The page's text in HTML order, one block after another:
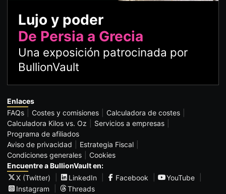
Lujo y poder
De Persia a Grecia
Una exposición patrocinada por
BullionVault
Enlaces
FAQs
Costes y comisiones
Calculadora de costes
Calculadora Kilos vs. Oz
Servicios a empresas
Programa de afiliados
Aviso de privacidad
Estrategia Fiscal
Condiciones generales
Cookies
Encuentre a BullionVault en:
X (Twitter)
LinkedIn Facebook
YouTube
Instagram
Threads